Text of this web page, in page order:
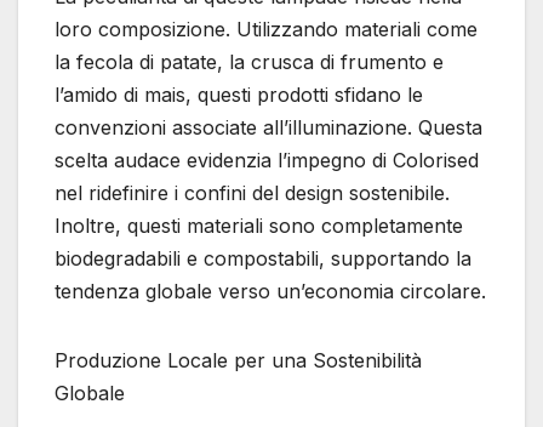
loro composizione. Utilizzando materiali come
la fecola di patate, la crusca di frumento e
l’amido di mais, questi prodotti sfidano le
convenzioni associate all’illuminazione. Questa
scelta audace evidenzia l’impegno di Colorised
nel ridefinire i confini del design sostenibile.
Inoltre, questi materiali sono completamente
biodegradabili e compostabili, supportando la
tendenza globale verso un’economia circolare.
Produzione Locale per una Sostenibilità
Globale